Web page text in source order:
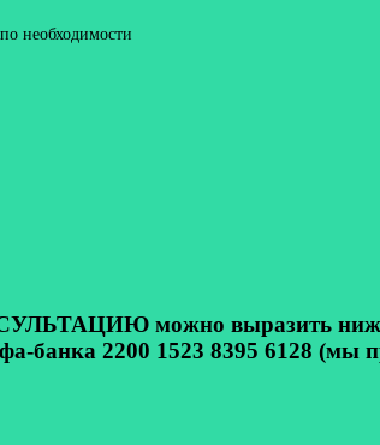
необходимости
можно выразить
банка 2200 1523 8395 6128 (мы